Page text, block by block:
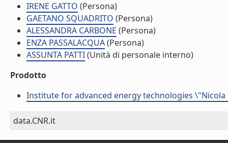
IRENE GATTO (Persona)
GAETANO SQUADRITO (Persona)
ALESSANDRA CARBONE (Persona)
ENZA PASSALACQUA(Persona)
ASSUNTA PATTI(Unità di personale interno)
Prodotto
Institute for advanced energy technologies \"Nicola
data.CNR.it